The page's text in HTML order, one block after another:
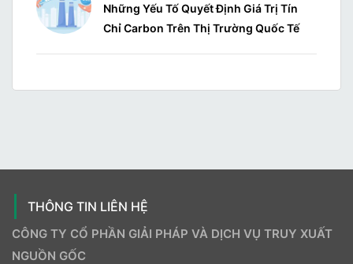
Những Yếu Tố Quyết Định Giá Trị Tín
Chỉ Carbon Trên Thị Trường Quốc Tế
THÔNG TIN LIÊN HỆ
CÔNG TY CỔ PHẦN GIẢI PHÁP VÀ DỊCH VỤ TRUY XUẤT
NGUỒN GỐC